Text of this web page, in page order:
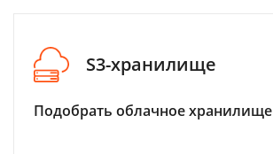
S3-хранилище
Подобрать облачное хранилище